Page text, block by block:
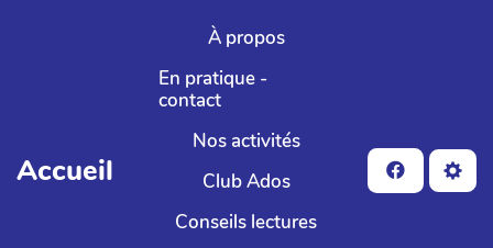
Aller au contenu principal
Accueil
À propos
En pratique -
contact
Nos activités
Club Ados
Conseils lectures